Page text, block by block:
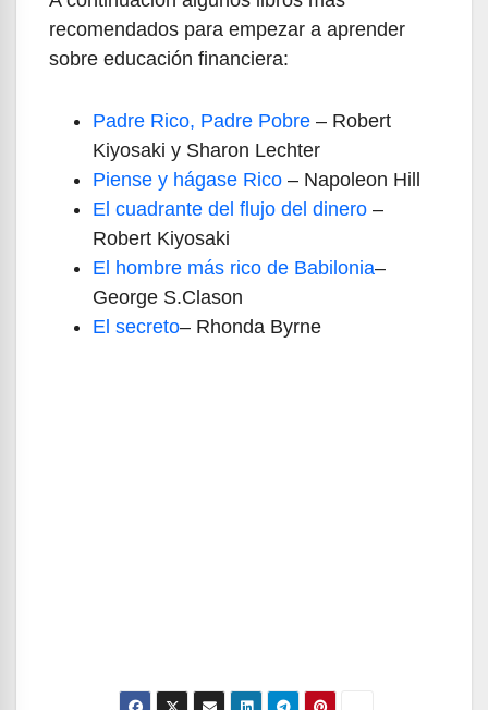
recomendados para empezar a aprender
sobre educación financiera:
Padre Rico, Padre Pobre – Robert
Kiyosaki y Sharon Lechter
Piense y hágase Rico – Napoleon Hill
El cuadrante del flujo del dinero –
Robert Kiyosaki
El hombre más rico de Babilonia–
George S.Clason
El secreto– Rhonda Byrne